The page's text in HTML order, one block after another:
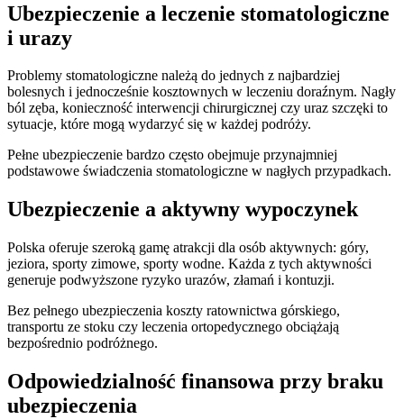
Ubezpieczenie a leczenie stomatologiczne
i urazy
Problemy stomatologiczne należą do jednych z najbardziej
bolesnych i jednocześnie kosztownych w leczeniu doraźnym. Nagły
ból zęba, konieczność interwencji chirurgicznej czy uraz szczęki to
sytuacje, które mogą wydarzyć się w każdej podróży.
Pełne ubezpieczenie bardzo często obejmuje przynajmniej
podstawowe świadczenia stomatologiczne w nagłych przypadkach.
Ubezpieczenie a aktywny wypoczynek
Polska oferuje szeroką gamę atrakcji dla osób aktywnych: góry,
jeziora, sporty zimowe, sporty wodne. Każda z tych aktywności
generuje podwyższone ryzyko urazów, złamań i kontuzji.
Bez pełnego ubezpieczenia koszty ratownictwa górskiego,
transportu ze stoku czy leczenia ortopedycznego obciążają
bezpośrednio podróżnego.
Odpowiedzialność finansowa przy braku
ubezpieczenia